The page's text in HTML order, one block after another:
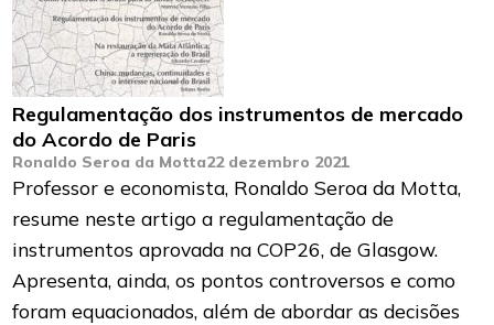
Regulamentação dos instrumentos de mercado
do Acordo de Paris
Ronaldo Seroa da Motta22 dezembro 2021
Professor e economista, Ronaldo Seroa da Motta,
resume neste artigo a regulamentação de
instrumentos aprovada na COP26, de Glasgow.
Apresenta, ainda, os pontos controversos e como
foram equacionados, além de abordar as decisões